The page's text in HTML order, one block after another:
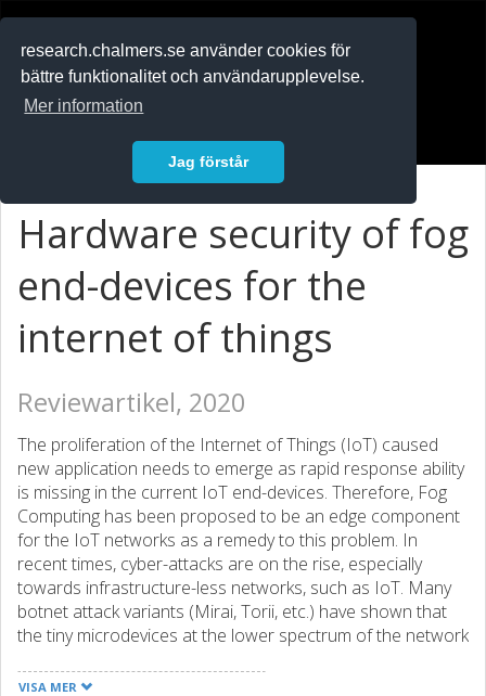
research.chalmers.se använder cookies för
bättre funktionalitet och användarupplevelse.
Mer information
Jag förstår
Hardware security of fog
end-devices for the
internet of things
Reviewartikel, 2020
The proliferation of the Internet of Things (IoT) caused
new application needs to emerge as rapid response ability
is missing in the current IoT end-devices. Therefore, Fog
Computing has been proposed to be an edge component
for the IoT networks as a remedy to this problem. In
recent times, cyber-attacks are on the rise, especially
towards infrastructure-less networks, such as IoT. Many
botnet attack variants (Mirai, Torii, etc.) have shown that
the tiny microdevices at the lower spectrum of the network
executing more sophisticated attacks against
VISA MER